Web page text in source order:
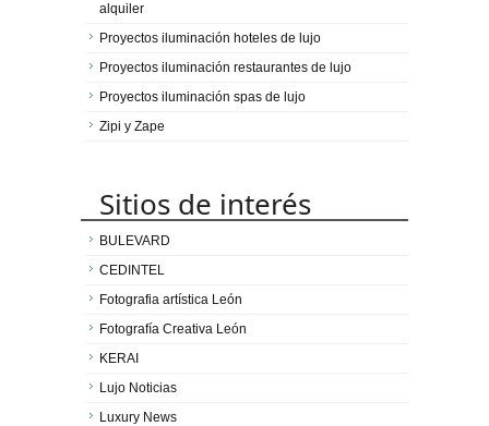
alquiler
Proyectos iluminación hoteles de lujo
Proyectos iluminación restaurantes de lujo
Proyectos iluminación spas de lujo
Zipi y Zape
Sitios de interés
BULEVARD
CEDINTEL
Fotografia artística León
Fotografía Creativa León
KERAI
Lujo Noticias
Luxury News